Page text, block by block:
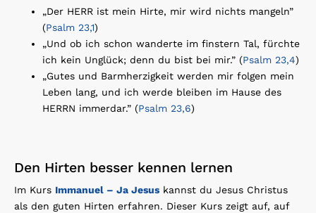
„Der HERR ist mein Hirte, mir wird nichts mangeln”
(Psalm 23,1)
„Und ob ich schon wanderte im finstern Tal, fürchte
ich kein Unglück; denn du bist bei mir.” (Psalm 23,4)
„Gutes und Barmherzigkeit werden mir folgen mein
Leben lang, und ich werde bleiben im Hause des
HERRN immerdar.” (Psalm 23,6)
Den Hirten besser kennen lernen
Im Kurs Immanuel – Ja Jesus kannst du Jesus Christus
als den guten Hirten erfahren. Dieser Kurs zeigt auf, auf